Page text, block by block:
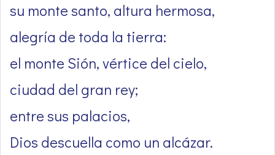
su monte santo, altura hermosa,
alegría de toda la tierra:
el monte Sión, vértice del cielo,
ciudad del gran rey;
entre sus palacios,
Dios descuella como un alcázar.